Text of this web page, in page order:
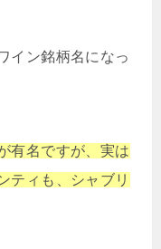
イン銘柄名になっ
有名ですが、実は
ティも、シャブリ